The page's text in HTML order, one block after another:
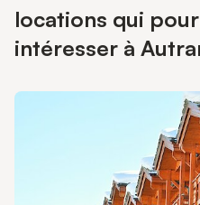
locations qui
intéresser à